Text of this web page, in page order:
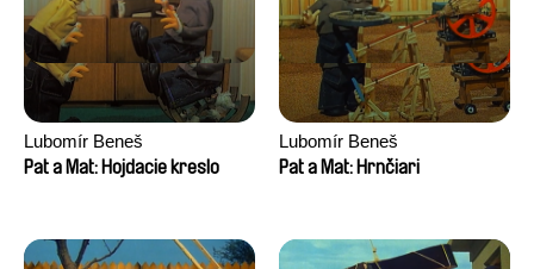
Lubomír Beneš
Pat a Mat: Hojdacie kreslo
Lubomír Beneš
Pat a Mat: Hrnčiari